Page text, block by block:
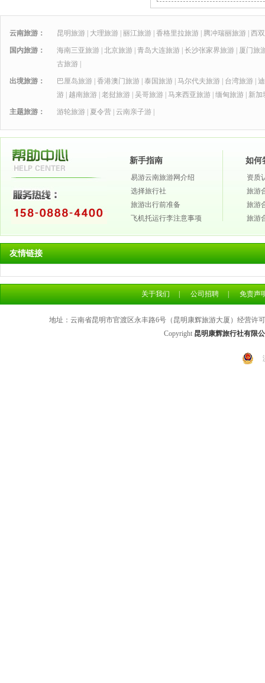
云南旅游： 昆明旅游 大理旅游 丽江旅游 香格里拉旅游 腾冲瑞丽旅游 西
国内旅游： 海南三亚旅游 北京旅游 青岛大连旅游 长沙张家界旅游
厦门旅
古旅游
出境旅游： 巴厘岛旅游 香港澳门旅游 泰国旅游 马尔代夫旅游 台湾旅游
游
越南旅游 老挝旅游 吴哥旅游 马来西亚旅游 缅甸旅游 新加
主题旅游： 游轮旅游 夏令营 云南亲子游
新手指南
易游云南旅游网介绍
选择旅行社
旅游出行前准备
飞机托运行李注意事项
如何
资质
旅游
旅游
旅游
友情链接
关于我们 公司招聘 免责声
地址：云南省昆明市官渡区永丰路6号（昆明康辉旅游大厦）经营许
Copyright 昆明康辉旅行社有限